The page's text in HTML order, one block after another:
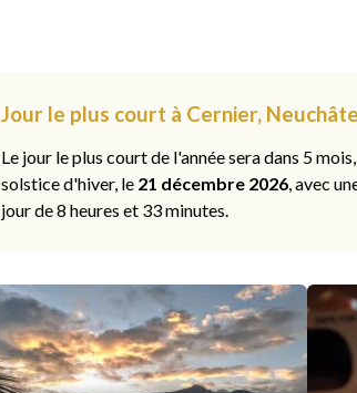
Jour le plus court à Cernier,
Le jour le plus court de l'année sera dans 5
solstice d'hiver, le 21 décembre 2026, avec
jour de 8 heures et 33 minutes.